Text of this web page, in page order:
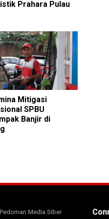
Prahara Pulau
Mitigasi
SPBU
Banjir di
Pedoman Media Siber